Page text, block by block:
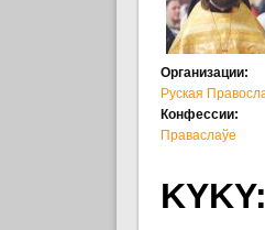
Организации:
Руская
Конфессии:
Праваслаўе